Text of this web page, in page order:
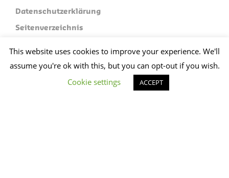
Datenschutzerklärung
Seitenverzeichnis
Limex Machine Exploitatie B.V.
Industrieterrein 120
5981 NC Panningen
This website uses cookies to improve your experience. We'll
assume you're ok with this, but you can opt-out if you wish.
Cookie settings
ACCEPT